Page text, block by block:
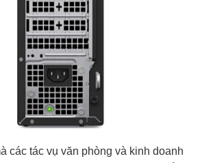
các tác vụ văn phòng và kinh doanh